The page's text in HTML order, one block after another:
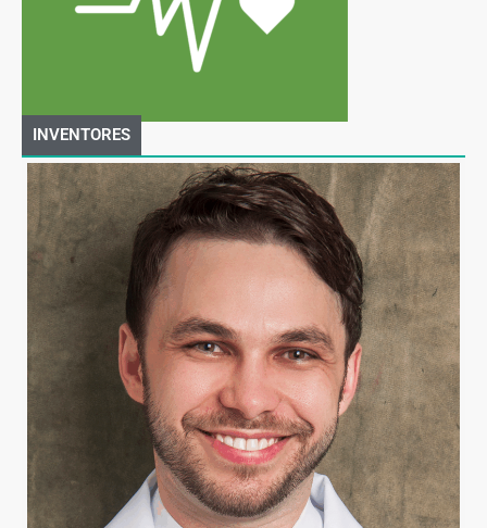
INVENTORES